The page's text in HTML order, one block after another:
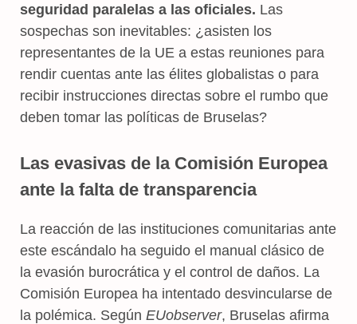
seguridad paralelas a las oficiales. Las
sospechas son inevitables: ¿asisten los
representantes de la UE a estas reuniones para
rendir cuentas ante las élites globalistas o para
recibir instrucciones directas sobre el rumbo que
deben tomar las políticas de Bruselas?
Las evasivas de la Comisión Europea
ante la falta de transparencia
La reacción de las instituciones comunitarias ante
este escándalo ha seguido el manual clásico de
la evasión burocrática y el control de daños. La
Comisión Europea ha intentado desvincularse de
la polémica. Según EUobserver, Bruselas afirma